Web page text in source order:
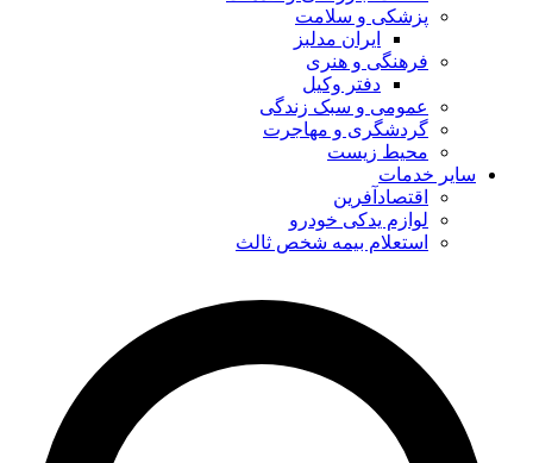
پزشکی و سلامت
ایران مدلبز
فرهنگی و هنری
دفتر وکیل
عمومی و سبک زندگی
گردشگری و مهاجرت
محیط زیست
سایر خدمات
اقتصادآفرین
لوازم یدکی خودرو
استعلام بیمه شخص ثالث